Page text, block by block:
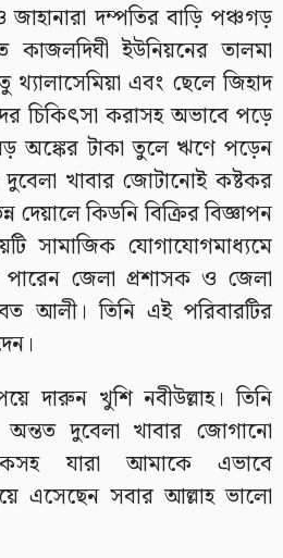
জাহানারা দম্পতির বাড়ি পঞ্চগড়
ইউনিয়নের তালমা
এবং ছেলে জিহাদ
চিকিৎসা করাসহ অভাবে পড়ে
অঙ্কের টাকা তুলে ঋণে পড়েন
দুবেলা খাবার জোটানোই কষ্টকর
দেয়ালে কিডনি বিক্রির বিজ্ঞাপন
সামাজিক যোগাযোগমাধ্যমে
জেলা প্রশাসক ও জেলা
আলী। তিনি এই পরিবারটির
দারুন খুশি নবীউল্লাহ। তিনি
অন্তত দুবেলা খাবার জোগানো
যারা আমাকে এভাবে
এসেছেন সবার আল্লাহ ভালো